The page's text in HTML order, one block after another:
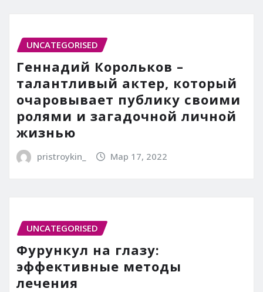
UNCATEGORISED
Геннадий Корольков –
талантливый актер, который
очаровывает публику своими
ролями и загадочной личной
жизнью
pristroykin_ Мар 17, 2022
UNCATEGORISED
Фурункул на глазу:
эффективные методы
лечения